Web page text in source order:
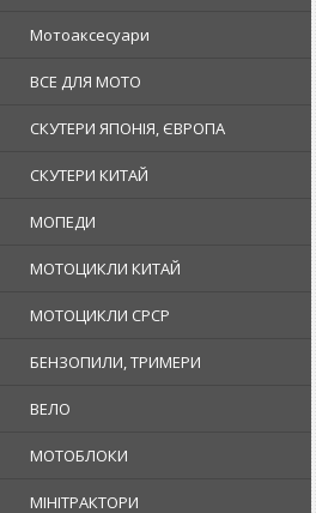
Мотоаксесуари
ВСЕ ДЛЯ МОТО
СКУТЕРИ ЯПОНІЯ, ЄВРОПА
СКУТЕРИ КИТАЙ
МОПЕДИ
МОТОЦИКЛИ КИТАЙ
МОТОЦИКЛИ СРСР
БЕНЗОПИЛИ, ТРИМЕРИ
ВЕЛО
МОТОБЛОКИ
МІНІТРАКТОРИ